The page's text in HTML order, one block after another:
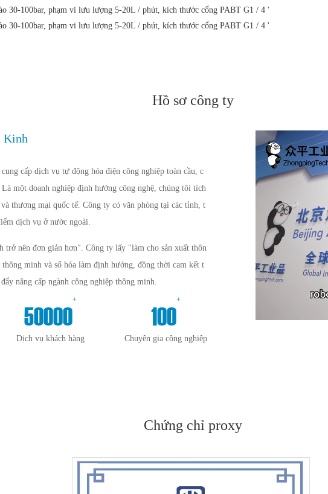
30-100bar, phạm vi lưu lượng 5-20L / phút, kích thước cổng PABT G1 / 4 '
30-100bar, phạm vi lưu lượng 5-20L / phút, kích thước cổng PABT G1 / 4 '
Hồ sơ công ty
Kinh
cấp dịch vụ tự động hóa điện công nghiệp toàn cầu, c
một doanh nghiệp định hướng công nghệ, chúng tôi tích
thương mại quốc tế. Công ty có văn phòng tại các tỉnh, t
dịch vụ ở nước ngoài.
trở nên đơn giản hơn". Công ty lấy "làm cho sản xuất thôn
minh và số hóa làm định hướng, đồng thời cam kết t
nâng cấp ngành công nghiệp thông minh.
50000
+
Dịch vụ khách hàng
100
+
Chuyên gia công nghiệp
Chứng chỉ proxy